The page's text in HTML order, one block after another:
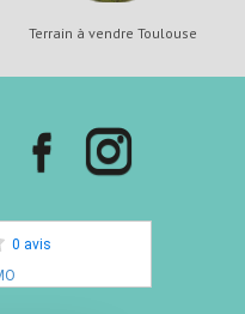
Terrain à vendre Toulouse
0 avis